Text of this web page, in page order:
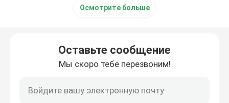
Осмотрите больше
Оставьте сообщение
Мы скоро тебе перезвоним!